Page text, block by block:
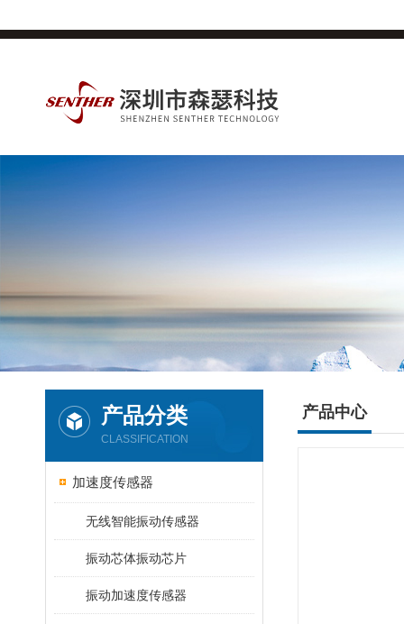
产品分类
CLASSIFICATION
加速度传感器
无线智能振动传感器
振动芯体振动芯片
振动加速度传感器
产品中心